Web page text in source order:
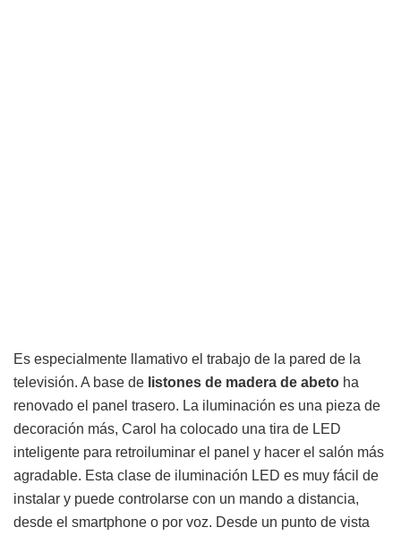
Es especialmente llamativo el trabajo de la pared de la
televisión. A base de listones de madera de abeto ha
renovado el panel trasero. La iluminación es una pieza de
decoración más, Carol ha colocado una tira de LED
inteligente para retroiluminar el panel y hacer el salón más
agradable. Esta clase de iluminación LED es muy fácil de
instalar y puede controlarse con un mando a distancia,
desde el smartphone o por voz. Desde un punto de vista